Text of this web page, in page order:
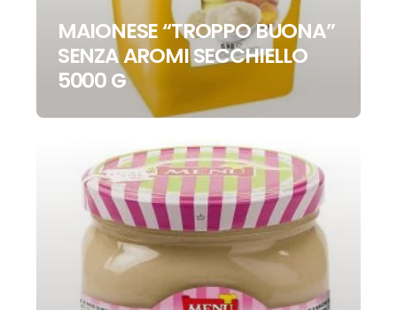
MAIONESE “TROPPO BUONA”
SENZA AROMI SECCHIELLO
5000 G